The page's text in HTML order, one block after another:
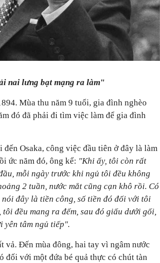
nai lưng bạt mạng ra làm"
Mùa thu năm 9 tuổi, gia đình nghèo
đó đã phải đi tìm việc làm để gia đình
Osaka, công việc đầu tiên ở đây là làm
ức năm đó, ông kể: "Khi ấy, tôi còn rất
mỗi ngày trước khi ngủ tôi đều không
2 tuần, nước mắt cũng cạn khô rồi. Có
đây là tiền công, số tiền đó đối với tôi
đều mang ra đếm, sau đó giấu dưới gối,
yên tâm ngủ tiếp".
vả. Đến mùa đông, hai tay vì ngâm nước
đối với một đứa bé quả thực có chút tàn